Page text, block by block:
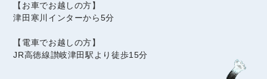
【お車でお越しの方】
津田寒川インターから5分
【電車でお越しの方】
JR高徳線讃岐津田駅より徒歩15分